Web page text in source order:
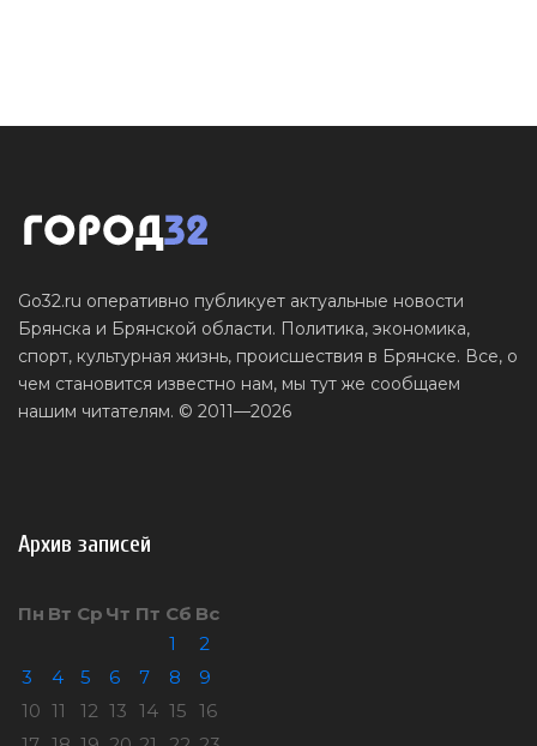
Go32.ru оперативно публикует актуальные новости
Брянска и Брянской области. Политика, экономика,
спорт, культурная жизнь, происшествия в Брянске. Все, о
чем становится известно нам, мы тут же сообщаем
нашим читателям. © 2011—2026
Архив записей
Пн Вт Ср Чт Пт Сб Вс
1
2
3
4 5 6 7 8
9
10 11 12 13 14 15 16